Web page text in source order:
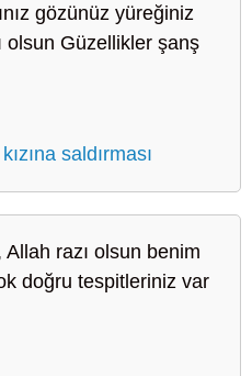
gözünüz yüreğiniz
olsun Güzellikler şanş
saldırması
razı olsun benim
doğru tespitleriniz var